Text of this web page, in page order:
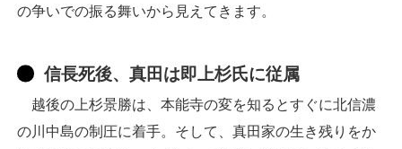
の争いでの振る舞いから見えてきます。
信長死後、真田は即上杉氏に従属
越後の上杉景勝は、本能寺の変を知るとすぐに北信濃
の川中島の制圧に着手。そして、真田家の生き残りをか